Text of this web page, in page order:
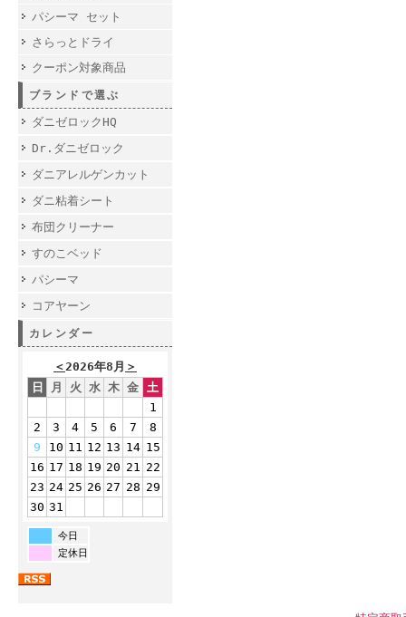
パシーマ セット
さらっとドライ
クーポン対象商品
ブランドで選ぶ
ダニゼロックHQ
Dr.ダニゼロック
ダニアレルゲンカット
ダニ粘着シート
布団クリーナー
すのこベッド
パシーマ
コアヤーン
カレンダー
＜2026年8月 ＞
日
月 火 水 木 金 土
1
2
3 4 5 6 7
8
9
10 11 12 13 14 15
16 17 18 19 20 21 22
23 24 25 26 27 28 29
30 31
今日
定休日